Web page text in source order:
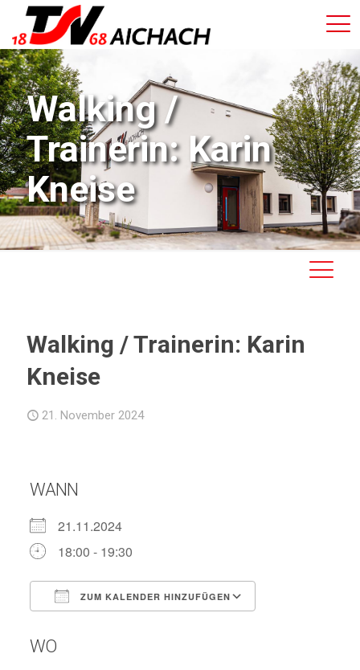
Walking /
Trainerin: Karin
Kneise
Walking / Trainerin: Karin
Kneise
21. November 2024
WANN
21.11.2024
18:00 - 19:30
ZUM KALENDER HINZUFÜGEN
WO